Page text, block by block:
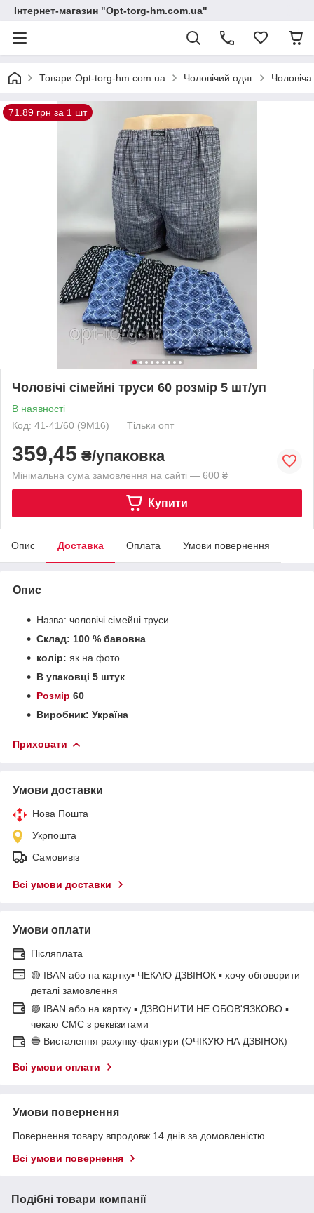
Інтернет-магазин "Opt-torg-hm.com.ua"
Товари Opt-torg-hm.com.ua Чоловічий одяг
71.89 грн за 1 шт
Чоловічі сімейні труси 60 розмір 5 шт/уп
В наявності
Код: 41-41/60 (9M16)
Тільки опт
359,45 ₴/упаковка
Мінімальна сума замовлення на сайті — 600 ₴
Купити
Опис Доставка Оплата Умови повернення
Опис
Назва: чоловічі сімейні труси
Склад: 100 % бавовна
колір: як на фото
В упаковці 5 штук
Розмір 60
Виробник: Україна
Приховати
Умови доставки
Нова Пошта
Укрпошта
Самовивіз
Всі умови доставки
Умови оплати
Післяплата
🟡 IBAN або на картку▪ ЧЕКАЮ ДЗВІНОК ▪ хочу обговорити
деталі замовлення
🟢 IBAN або на картку ▪ ДЗВОНИТИ НЕ ОБОВ'ЯЗКОВО ▪
чекаю СМС з реквізитами
🔵 Висталення рахунку-фактури (ОЧІКУЮ НА ДЗВІНОК)
Всі умови оплати
Умови повернення
Повернення товару впродовж 14 днів за домовленістю
Всі умови повернення
Подібні товари компанії